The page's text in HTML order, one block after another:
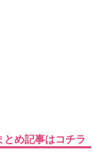
とめ記事はコチラ